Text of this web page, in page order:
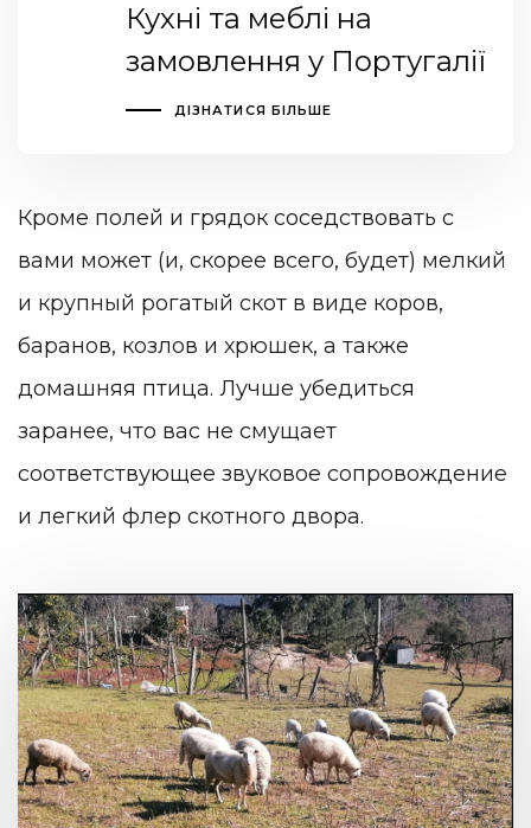
Кухні та меблі на
замовлення у Португалії
ДІЗНАТИСЯ БІЛЬШЕ
Кроме полей и грядок соседствовать с
вами может (и, скорее всего, будет) мелкий
и крупный рогатый скот в виде коров,
баранов, козлов и хрюшек, а также
домашняя птица. Лучше убедиться
заранее, что вас не смущает
соответствующее звуковое сопровождение
и легкий флер скотного двора.